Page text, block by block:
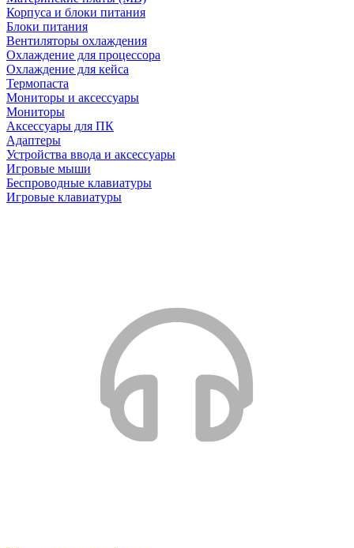
Корпуса и блоки питания
Блоки питания
Вентиляторы охлаждения
Охлаждение для процессора
Охлаждение для кейса
Термопаста
Мониторы и аксессуары
Мониторы
Аксессуары для ПК
Адаптеры
Устройства ввода и аксессуары
Игровые мыши
Беспроводные клавиатуры
Игровые клавиатуры